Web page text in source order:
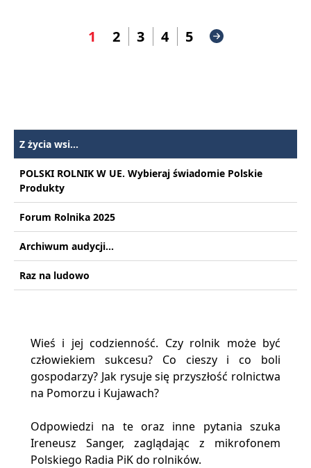
1 2 3 4 5
Z życia wsi...
POLSKI ROLNIK W UE. Wybieraj świadomie Polskie
Produkty
Forum Rolnika 2025
Archiwum audycji...
Raz na ludowo
Wieś i jej codzienność. Czy rolnik może być
człowiekiem sukcesu? Co cieszy i co boli
gospodarzy? Jak rysuje się przyszłość rolnictwa
na Pomorzu i Kujawach?
Odpowiedzi na te oraz inne pytania szuka
Ireneusz Sanger, zaglądając z mikrofonem
Polskiego Radia PiK do rolników.